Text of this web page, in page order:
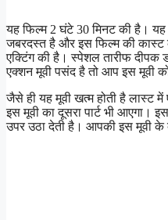
यह फिल्म 2 घंटे 30 मिनट की है।
जबरदस्त है और इस फिल्म की कास्ट
एक्टिंग की है। स्पेशल तारीफ दीपक
एक्शन मूवी पसंद है तो आप इस मूवी
जैसे ही यह मूवी खत्म होती है लास्ट
इस मूवी का दूसरा पार्ट भी आएगा।
उपर उठा देती है। आपकी इस मूवी के